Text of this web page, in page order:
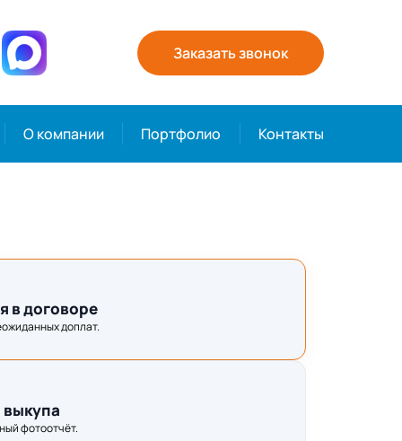
Заказать звонок
О компании Портфолио Контакты
в договоре
доплат.
выкупа
фотоотчёт.